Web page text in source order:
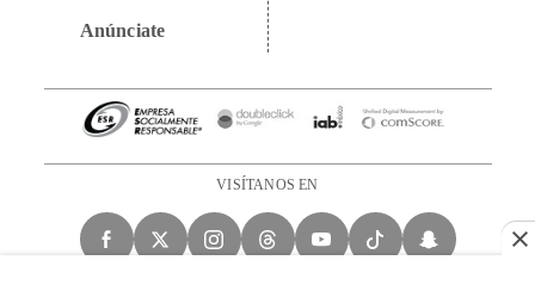
Anúnciate
VISÍTANOS EN